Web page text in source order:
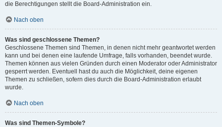
die Berechtigungen stellt die Board-Administration ein.
Nach oben
Was sind geschlossene Themen?
Geschlossene Themen sind Themen, in denen nicht mehr geantwortet werden
kann und bei denen eine laufende Umfrage, falls vorhanden, beendet wurde.
Themen können aus vielen Gründen durch einen Moderator oder Administrator
gesperrt werden. Eventuell hast du auch die Möglichkeit, deine eigenen
Themen zu schließen, sofern dies durch die Board-Administration erlaubt
wurde.
Nach oben
Was sind Themen-Symbole?